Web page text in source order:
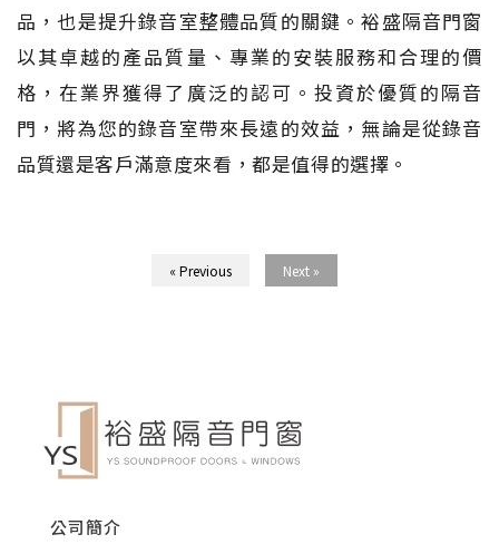
品，也是提升錄音室整體品質的關鍵。裕盛隔音門窗
以其卓越的產品質量、專業的安裝服務和合理的價
格，在業界獲得了廣泛的認可。投資於優質的隔音
門，將為您的錄音室帶來長遠的效益，無論是從錄音
品質還是客戶滿意度來看，都是值得的選擇。
« Previous Next »
公司簡介